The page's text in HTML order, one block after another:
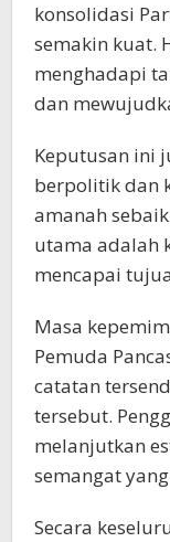
konsolidasi
semakin kuat.
menghadapi
dan
Keputusan ini
berpolitik dan
amanah
utama adalah
mencapai
Masa
Pemuda
catatan
tersebut.
melanjutkan
semangat
Secara